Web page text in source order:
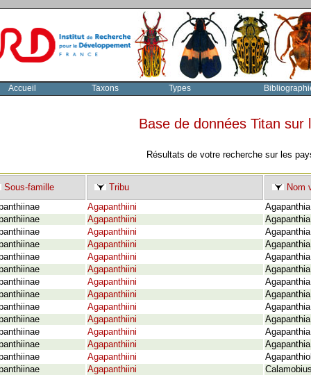
Accueil Taxons Types
Base de données Titan
Résultats de votre recherche sur les
Sous-famille Tribu
Nom
Agapanthiini
Agapanthiini
Agapanthiini
Agapanthiini
Agapanthiini
Agapanthiini
Agapanthiini
Agapanthiini
Agapanthiini
Agapanthiini
Agapanthiini
Agapanthiini
Agapanthiini
Agapanthiini